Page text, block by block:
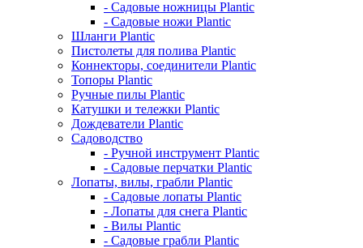
- Садовые ножницы Plantic
- Садовые ножи Plantic
Шланги Plantic
Пистолеты для полива Plantic
Коннекторы, соединители Plantic
Топоры Plantic
Ручные пилы Plantic
Катушки и тележки Plantic
Дождеватели Plantic
Садоводство
- Ручной инструмент Plantic
- Садовые перчатки Plantic
Лопаты, вилы, грабли Plantic
- Садовые лопаты Plantic
- Лопаты для снега Plantic
- Вилы Plantic
- Садовые грабли Plantic